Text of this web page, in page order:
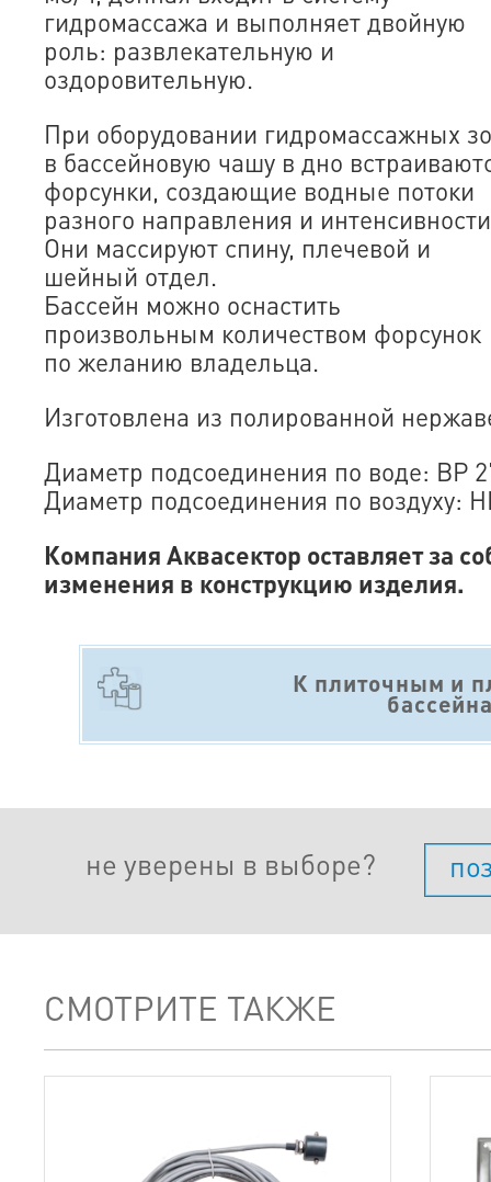
гидромассажа и выполняет двойную
роль: развлекательную и
оздоровительную.
При оборудовании гидромассажных
в бассейновую чашу в дно
форсунки, создающие водные потоки
разного направления и
Они массируют спину, плечевой и
шейный отдел.
Бассейн можно оснастить
произвольным количеством форсунок
по желанию владельца.
Изготовлена из полированной
Диаметр подсоединения по воде: ВР
Диаметр подсоединения по воздуху:
Компания Аквасектор оставляет за
изменения в конструкцию изделия.
К плиточным и
не уверены в выборе?
СМОТРИТЕ ТАКЖЕ